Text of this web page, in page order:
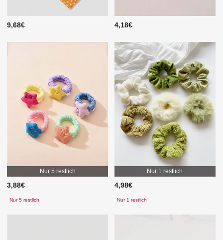
9,68€ 4,18€
Nur 5 restlich
3,88€
Nur 5 restlich
Nur 1 restlich
4,98€
Nur 1 restlich